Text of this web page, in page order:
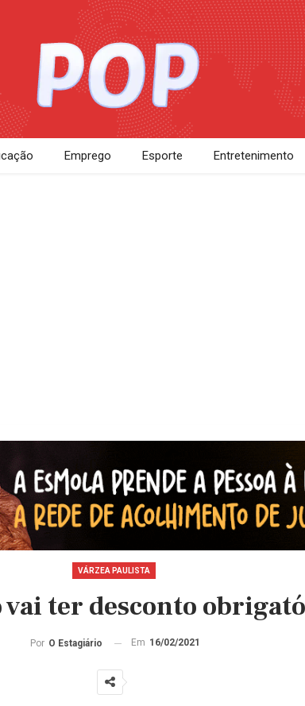
Emprego Esporte Entretenimento
VÁRZEA PAULISTA
ter desconto
Por O Estagiário Em 16/02/2021